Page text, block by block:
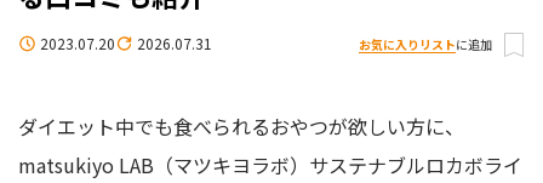
2023.07.20 2026.07.31 お気に入りリストに追加
ダイエット中でも食べられるおやつが欲しい方に、
matsukiyo LAB（マツキヨラボ）サステナブルロカボライ